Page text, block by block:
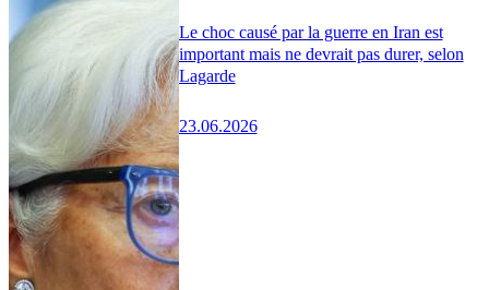
Le choc causé par la guerre en Iran est
important mais ne devrait pas durer, selon
Lagarde
23.06.2026